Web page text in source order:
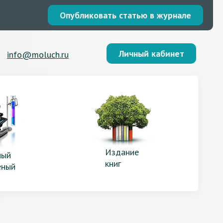
Опубликовать статью в журнале
info@moluch.ru Личный кабинет
Издание
книг